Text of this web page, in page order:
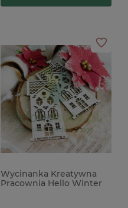
Wycinanka Kreatywna
Pracownia Hello Winter